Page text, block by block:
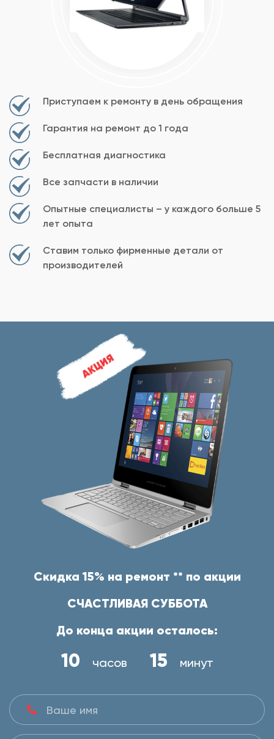
Приступаем к ремонту в день обращения
Гарантия на ремонт до 1 года
Бесплатная диагностика
Все запчасти в наличии
Опытные специалисты – у каждого больше 5
лет опыта
Ставим только фирменные детали от
производителей
Скидка 15% на ремонт ** по акции
СЧАСТЛИВАЯ СУББОТА
До конца акции осталось:
10 часов 15 минут